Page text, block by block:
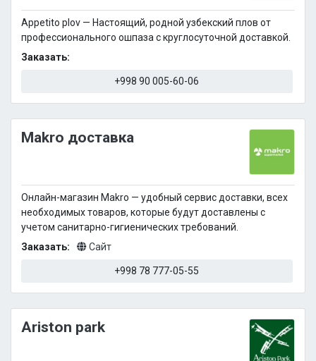
Appetito plov — Настоящий, родной узбекский плов от
профессионального ошпаза с круглосуточной доставкой.
Заказать:
+998 90 005-60-06
Makro доставка
Онлайн-магазин Makro — удобный сервис доставки, всех
необходимых товаров, которые будут доставлены с
учетом санитарно-гигиенических требований.
Заказать:
Сайт
+998 78 777-05-55
Ariston park